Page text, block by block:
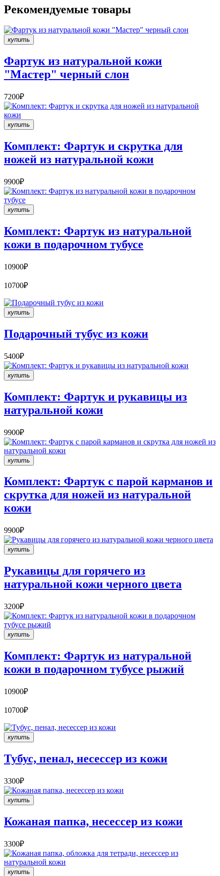
Рекомендуемые товары
купить
Фартук из натуральной кожи
"Мастер" черный слон
7200₽
купить
Комплект: Фартук и скрутка для
ножей из натуральной кожи
9900₽
купить
Комплект: Фартук из натуральной
кожи в подарочном тубусе
10900₽
10700₽
купить
Подарочный тубус из кожи
5400₽
купить
Комплект: Фартук и рукавицы из
натуральной кожи
9900₽
купить
Комплект: Фартук c парой карманов и
скрутка для ножей из натуральной
кожи
9900₽
купить
Рукавицы для горячего из
натуральной кожи черного цвета
3200₽
купить
Комплект: Фартук из натуральной
кожи в подарочном тубусе рыжий
10900₽
10700₽
купить
Тубус, пенал, несессер из кожи
3300₽
купить
Кожаная папка, несессер из кожи
3300₽
купить